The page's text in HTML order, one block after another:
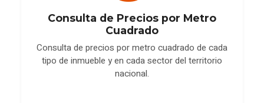
Consulta de Precios por Metro
Cuadrado
Consulta de precios por metro cuadrado de cada
tipo de inmueble y en cada sector del territorio
nacional.